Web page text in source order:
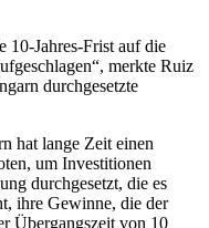
10-Jahres-Frist auf die
merkte Ruiz
durchgesetzte
hat lange Zeit einen
um Investitionen
durchgesetzt, die es
ihre Gewinne, die der
Übergangszeit von 10